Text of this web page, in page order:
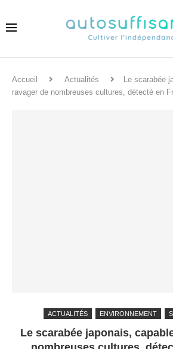
Accueil Actualités
Le scarabée
ravager de nombreuses cultures, détecté en
ACTUALITÉS ENVIRONNEMENT
Le scarabée japonais,